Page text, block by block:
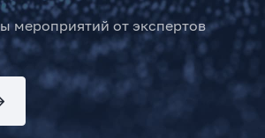
мероприятий от экспертов